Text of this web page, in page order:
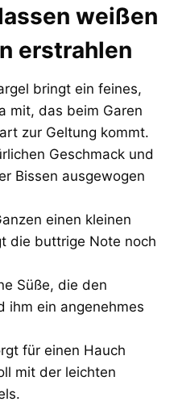
weißen
erstrahlen
bringt ein feines,
mit, das beim Garen
zur Geltung kommt.
Geschmack und
Bissen ausgewogen
einen kleinen
die buttrige Note noch
Süße, die den
ihm ein angenehmes
für einen Hauch
mit der leichten